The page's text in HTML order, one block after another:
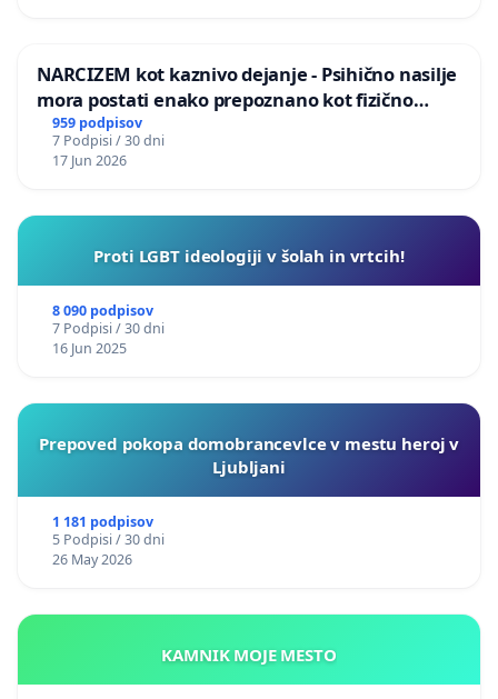
NARCIZEM kot kaznivo dejanje - Psihično nasilje
mora postati enako prepoznano kot fizično
nasilje
959 podpisov
7 Podpisi / 30 dni
17 Jun 2026
Proti LGBT ideologiji v šolah in vrtcih!
8 090 podpisov
7 Podpisi / 30 dni
16 Jun 2025
Prepoved pokopa domobrancevlce v mestu heroj v
Ljubljani
1 181 podpisov
5 Podpisi / 30 dni
26 May 2026
KAMNIK MOJE MESTO